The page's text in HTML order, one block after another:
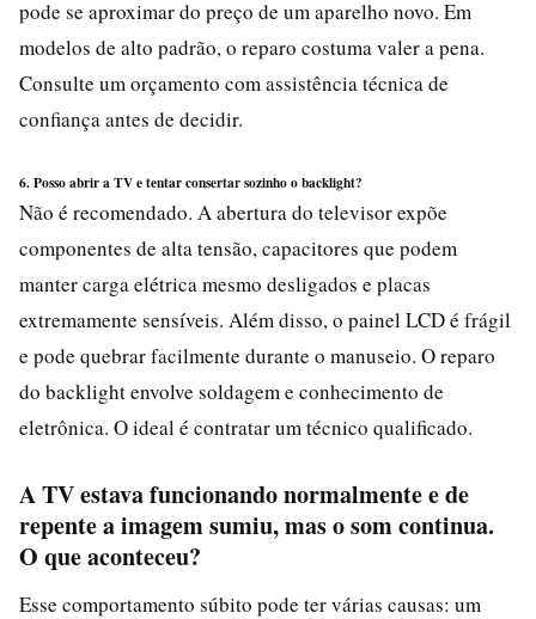
pode se aproximar do preço de um aparelho novo. Em
modelos de alto padrão, o reparo costuma valer a pena.
Consulte um orçamento com assistência técnica de
confiança antes de decidir.
6. Posso abrir a TV e tentar consertar sozinho o backlight?
Não é recomendado. A abertura do televisor expõe
componentes de alta tensão, capacitores que podem
manter carga elétrica mesmo desligados e placas
extremamente sensíveis. Além disso, o painel LCD é frágil
e pode quebrar facilmente durante o manuseio. O reparo
do backlight envolve soldagem e conhecimento de
eletrônica. O ideal é contratar um técnico qualificado.
A TV estava funcionando normalmente e de
repente a imagem sumiu, mas o som continua.
O que aconteceu?
Esse comportamento súbito pode ter várias causas: um